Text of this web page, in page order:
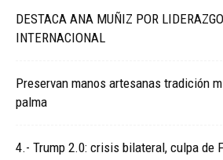
DESTACA ANA MUÑIZ POR
INTERNACIONAL
Preservan manos artesanas tradición
palma
4.- Trump 2.0: crisis bilateral, culpa de